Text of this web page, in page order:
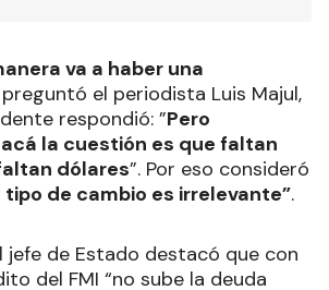
va a haber una
preguntó el periodista Luis Majul,
respondió: ”Pero
la cuestión es que faltan
dólares”. Por eso consideró
de cambio es irrelevante”.
jefe de Estado destacó que con
del FMI “no sube la deuda